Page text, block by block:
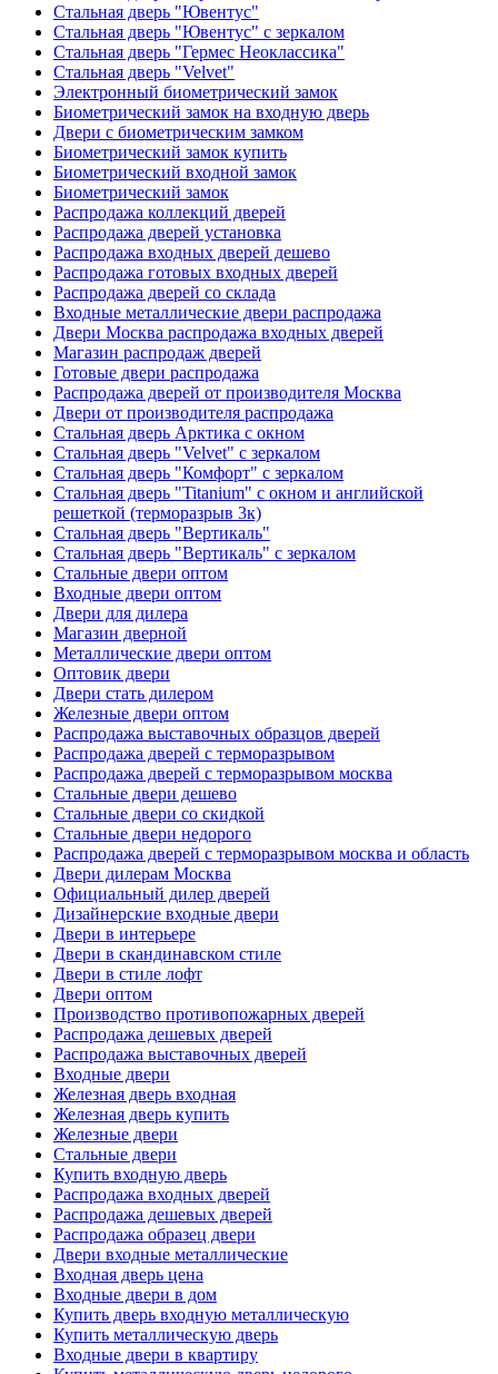
Стальная дверь "Ювентус"
Стальная дверь "Ювентус" с зеркалом
Стальная дверь "Гермес Неоклассика"
Стальная дверь "Velvet"
Электронный биометрический замок
Биометрический замок на входную дверь
Двери с биометрическим замком
Биометрический замок купить
Биометрический входной замок
Биометрический замок
Распродажа коллекций дверей
Распродажа дверей установка
Распродажа входных дверей дешево
Распродажа готовых входных дверей
Распродажа дверей со склада
Входные металлические двери распродажа
Двери Москва распродажа входных дверей
Магазин распродаж дверей
Готовые двери распродажа
Распродажа дверей от производителя Москва
Двери от производителя распродажа
Стальная дверь Арктика с окном
Стальная дверь "Velvet" с зеркалом
Стальная дверь "Комфорт" с зеркалом
Стальная дверь "Titanium" с окном и английской
решеткой (терморазрыв 3к)
Стальная дверь "Вертикаль"
Стальная дверь "Вертикаль" с зеркалом
Стальные двери оптом
Входные двери оптом
Двери для дилера
Магазин дверной
Металлические двери оптом
Оптовик двери
Двери стать дилером
Железные двери оптом
Распродажа выставочных образцов дверей
Распродажа дверей с терморазрывом
Распродажа дверей с терморазрывом москва
Стальные двери дешево
Стальные двери со скидкой
Стальные двери недорого
Распродажа дверей с терморазрывом москва и область
Двери дилерам Москва
Официальный дилер дверей
Дизайнерские входные двери
Двери в интерьере
Двери в скандинавском стиле
Двери в стиле лофт
Двери оптом
Производство противопожарных дверей
Распродажа дешевых дверей
Распродажа выставочных дверей
Входные двери
Железная дверь входная
Железная дверь купить
Железные двери
Стальные двери
Купить входную дверь
Распродажа входных дверей
Распродажа дешевых дверей
Распродажа образец двери
Двери входные металлические
Входная дверь цена
Входные двери в дом
Купить дверь входную металлическую
Купить металлическую дверь
Входные двери в квартиру